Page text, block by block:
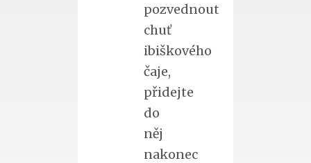
pozvednout
chuť
ibiškového
čaje,
přidejte
do
něj
nakonec